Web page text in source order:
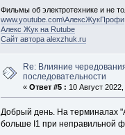
Фильмы об электротехнике и не
www.youtube.com\АлексЖукПрофи
Алекс Жук на Rutube
Сайт автора alexzhuk.ru
Re: Влияние
последовательности
« Ответ #5 : 10 Август
Добрый день. На терминалах
больше I1 при неправильной